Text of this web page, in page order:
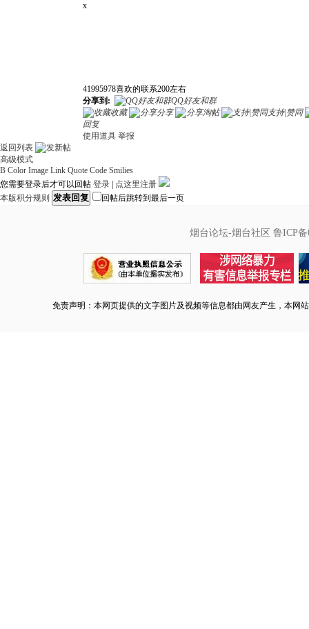
x
41995978喜欢的联系200左右
分享到:
QQ好友和群
收藏
分享 淘帖
支持|赞同
回复
使用道具 举报
返回列表
高级模式
B Color Image Link Quote Code Smilies
您需要登录后才可以回帖 登录
点这里注册
本版积分规则 发表回复 回帖后跳转到最后一页
烟台论坛-烟台社区 鲁ICP备
免责声明：本网页提供的文字图片及视频等信息都由网友产生，本网